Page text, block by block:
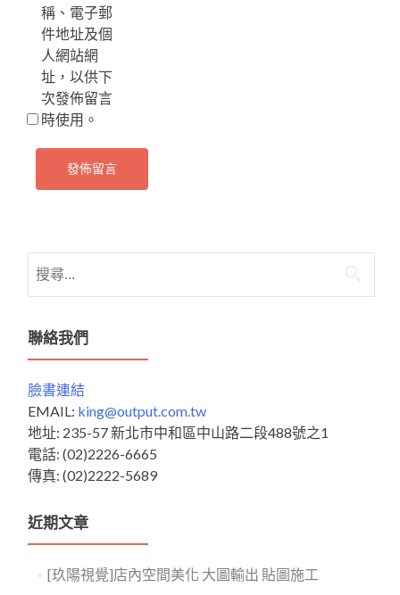
稱、電子郵
件地址及個
人網站網
址，以供下
次發佈留言
時使用。
尋
鍵
字:
聯絡我們
臉書連結
EMAIL: king@output.com.tw
地址: 235-57 新北市中和區中山路二段488號之1
電話: (02)2226-6665
傳真: (02)2222-5689
近期文章
[玖陽視覺]店內空間美化 大圖輸出 貼圖施工